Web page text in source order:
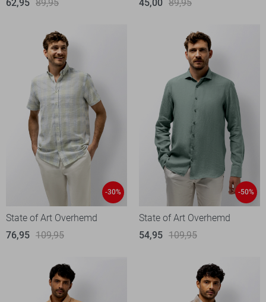
62,95 89,95
45,00 89,95
-30%
State of Art Overhemd
76,95 109,95
-50%
State of Art Overhemd
54,95 109,95